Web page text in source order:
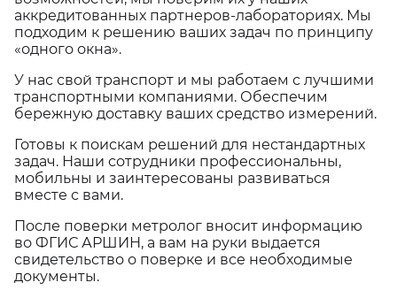
аккредитованных партнеров-лабораториях. Мы
подходим к решению ваших задач по принципу
«одного окна».
У нас свой транспорт и мы работаем с лучшими
транспортными компаниями. Обеспечим
бережную доставку ваших средство измерений.
Готовы к поискам решений для нестандартных
задач. Наши сотрудники профессиональны,
мобильны и заинтересованы развиваться
вместе с вами.
После поверки метролог вносит информацию
во ФГИС АРШИН, а вам на руки выдается
свидетельство о поверке и все необходимые
документы.